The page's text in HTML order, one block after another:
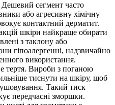
Дешевий сегмент часто
або агресивну хімічну
контактний дерматит.
шкіри найкраще обирати
з таклону або
гіпоалергенні, надзвичайно
використання.
тертя. Вироби з поганою
тиснути на шкіру, щоб
Такий тиск
передчасні зморшки.